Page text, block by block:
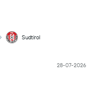
Sudtirol
28-07-2026